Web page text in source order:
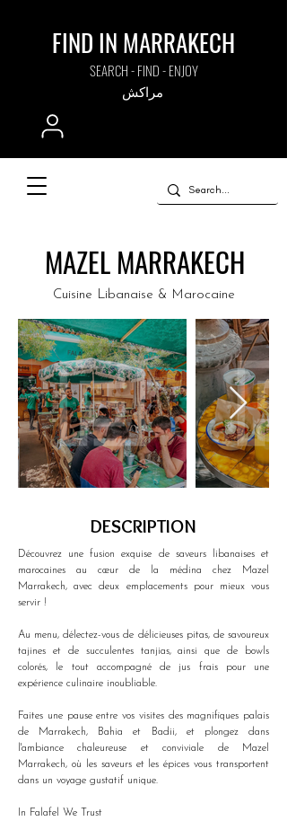
FIND IN MARRAKECH
SEARCH - FIND - ENJOY
مراكش
MAZEL MARRAKECH
Cuisine Libanaise & Marocaine
DESCRIPTION
Découvrez une fusion exquise de saveurs libanaises et
marocaines au cœur de la médina chez Mazel
Marrakech, avec deux emplacements pour mieux vous
servir !
Au menu, délectez-vous de délicieuses pitas, de savoureux
tajines et de succulentes tanjias, ainsi que de bowls
colorés, le tout accompagné de jus frais pour une
expérience culinaire inoubliable.
Faites une pause entre vos visites des magnifiques palais
de Marrakech, Bahia et Badii, et plongez dans
l'ambiance chaleureuse et conviviale de Mazel
Marrakech, où les saveurs et les épices vous transportent
dans un voyage gustatif unique.
In Falafel We Trust